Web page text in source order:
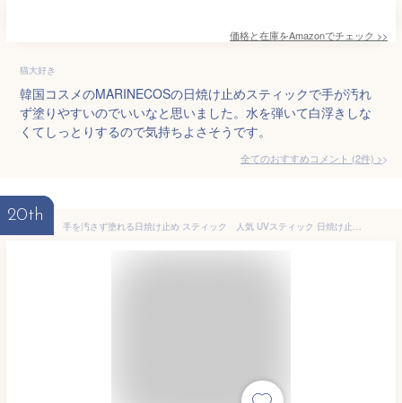
価格と在庫をAmazonでチェック >>
猫大好き
韓国コスメのMARINECOSの日焼け止めスティックで手が汚れ
ず塗りやすいのでいいなと思いました。水を弾いて白浮きしな
くてしっとりするので気持ちよさそうです。
全てのおすすめコメント (2件) >
20th
手を汚さず塗れる日焼け止め スティック 人気 UVスティック 日焼け止め SPF50+ PA++++ 美容 コスメ 紫外線対策 レジャーに ビューテロンドクリアクールスポーツUVスティック 追跡可能メール便（日本郵便）でお届け 宅配便指定不可、時間指定不可